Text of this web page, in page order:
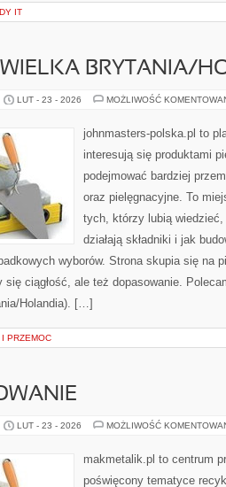
IT
BRYTANIA/
LUT - 23 - 2026 MOŻLIWOŚĆ
johnmasters-polska.pl to
interesują się produktami
podejmować bardziej
oraz pielęgnacyjne. To
tych, którzy lubią wiedzieć,
działają składniki i jak
wyborów. Strona skupia się na
ciągłość, ale też dopasowanie.
Holandia). […]
PRZEMOC
LUT - 23 - 2026 MOŻLIWOŚĆ
makmetalik.pl to centrum
poświęcony tematyce